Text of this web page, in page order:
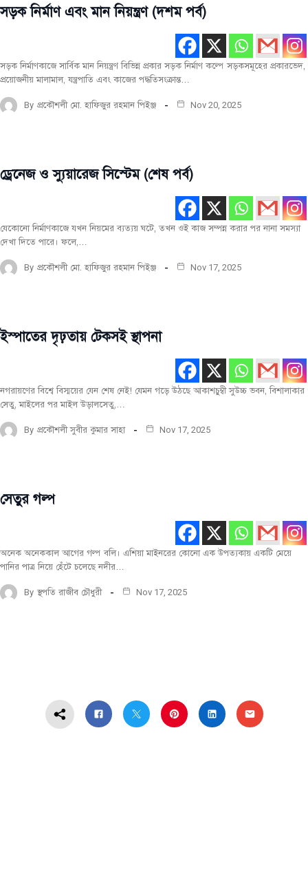
নির্মাণ
কৌশল
নির্মাণ
সড়ক নির্মাণ এবং মান নিয়ন্ত্রণ (দশম পর্ব)
সড়ক নির্মাণকাজে সার্বিক মান নিয়ন্ত্রণ বিভিন্ন প্রকার সড়ক নির্মাণ কল্পে সড়কসমূহের প্রকারভেদ,
প্রয়োজনীয় মালামাল, যন্ত্রপাতি এবং কাজের পদ্ধতিসংক্রান্ত…
By প্রকৌশলী মো. হাফিজুর রহমান পিইঞ্জ Nov 20, 2025
নির্মাণ
ড্রেনেজ ও স্যুয়ারেজ সিস্টেম (শেষ পর্ব)
যেকোনো নির্মাণকাজে যখন নিয়মের ব্যত্যয় ঘটে, তখন ওই কাজ সম্পন্ন করার পর নানা সমস্যা
দেখা দিতে পারে। ফলে,…
By প্রকৌশলী মো. হাফিজুর রহমান পিইঞ্জ Nov 17, 2025
নির্মাণ
ইস্পাতের দৃঢ়তায় টেকসই স্থাপনা
নগরায়ণের বিশ্বে বিস্ময়ের যেন শেষ নেই! যেমন গড়ে উঠছে আকাশচুম্বী সুউচ্চ ভবন, বিশালাকার
সেতু, মাইলের পর মাইল উড়ালসেতু,…
By প্রকৌশলী সুবীর কুমার সাহা Nov 17, 2025
নির্মাণ
সেতুর গল্প
অনেক অনেককাল আগের গল্প বলি। এশিয়া মাইনরের কোনো এক উপত্যকায় একটি মেয়ে
পানির পাত্র নিয়ে হেঁটে চলেছে নদীর…
By স্থপতি রাজীব চৌধুরী Nov 17, 2025